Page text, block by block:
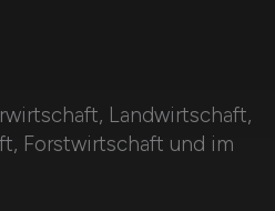
Landwirtschaft,
Forstwirtschaft und im